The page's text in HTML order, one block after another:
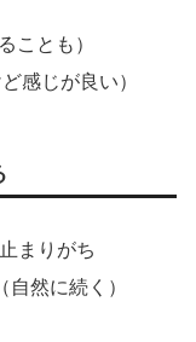
ことも）
感じが良い）
まりがち
（自然に続く）